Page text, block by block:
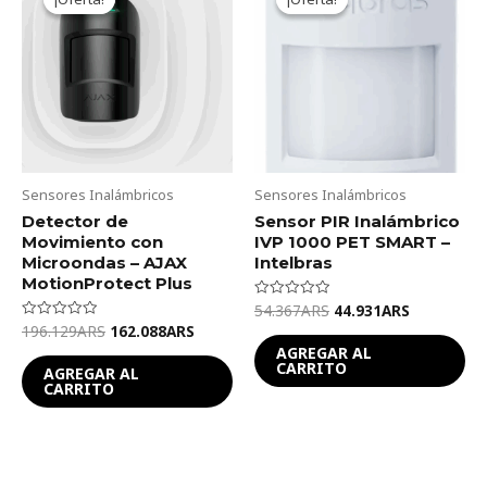
Sensores Inalámbricos
Detector de
Movimiento con
Microondas – AJAX
MotionProtect Plus
Valorado
en
de
5
196.129ARS
was:
196.129ARS.
162.088ARS
AGREGAR AL
CARRITO
Sensores Inalámbricos
Sensor PIR Inalámbrico
IVP 1000 PET SMART –
Intelbras
Valorado
en
de
5
54.367ARS
was:
54.367ARS.
44.931ARS
is:
AGREGAR AL
CARRITO